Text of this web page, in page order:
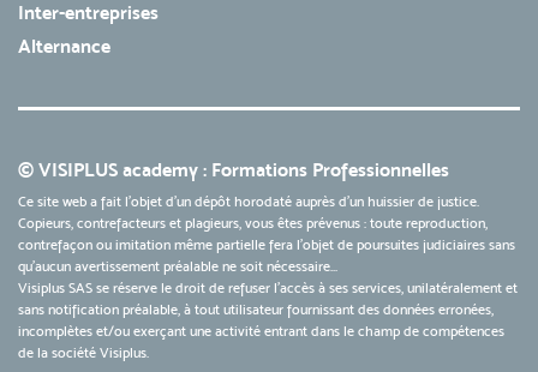
Inter-entreprises
Alternance
© VISIPLUS academy : Formations Professionnelles
Ce site web a fait l'objet d'un dépôt horodaté auprès d'un huissier de justice.
Copieurs, contrefacteurs et plagieurs, vous êtes prévenus : toute reproduction,
contrefaçon ou imitation même partielle fera l'objet de poursuites judiciaires sans
qu’aucun avertissement préalable ne soit nécessaire...
Visiplus SAS se réserve le droit de refuser l'accès à ses services, unilatéralement et
sans notification préalable, à tout utilisateur fournissant des données erronées,
incomplètes et/ou exerçant une activité entrant dans le champ de compétences
de la société Visiplus.